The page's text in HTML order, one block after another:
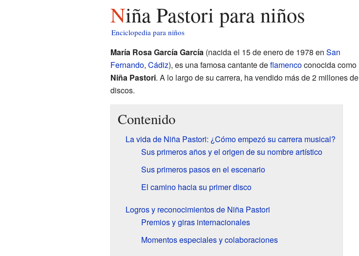
Niña Pastori para niños
Enciclopedia para niños
María Rosa García García(nacida el 15 de enero de 1978 en San
Fernando, Cádiz), es una famosa cantante deflamencoconocida como
Niña Pastori. A lo largo de su carrera, ha vendido más de 2 millones de
discos.
Contenido
La vida de Niña Pastori: ¿Cómo empezó su carrera musical?
Sus primeros años y el origen de su nombre artístico
Sus primeros pasos en el escenario
El camino hacia su primer disco
Logros y reconocimientos de Niña Pastori
Premios y giras internacionales
Momentos especiales y colaboraciones